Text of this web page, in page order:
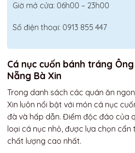
Giờ mở cửa: 06h00 – 23h00
Số điện thoại: 0913 855 447
Cá nục cuốn bánh tráng
Nẵng Bà Xin
Trong danh sách các quán ăn
Xin luôn nổi bật với món cá nục
đà và hấp dẫn. Điểm độc đáo của
loại cá nục nhỏ, được lựa chọn
chất lượng cao nhất.